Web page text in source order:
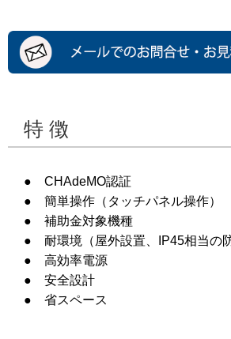
特 徴
● CHAdeMO認証
● 簡単操作（タッチパネル操作）
● 補助金対象機種
● 耐環境（屋外設置、IP45相当の
● 高効率電源
● 安全設計
● 省スペース